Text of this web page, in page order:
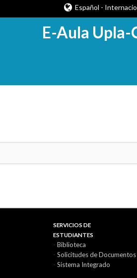
Español -
E-Aula Upla-
SERVICIOS DE
ESTUDIANTES
- Biblioteca
- Solicitudes de Documentos
- Sistema Integrado